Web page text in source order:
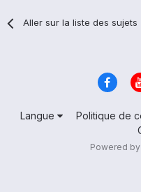
Aller sur la liste des sujets
Langue Politique de
Powered